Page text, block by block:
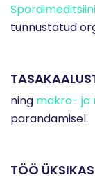
tunnustatud
ning makro- ja
parandamisel.
TÖÖ